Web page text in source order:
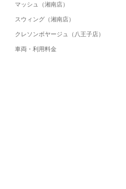
マッシュ（湘南店）
スウィング（湘南店）
クレソンボヤージュ（八王子店）
車両・利用料金